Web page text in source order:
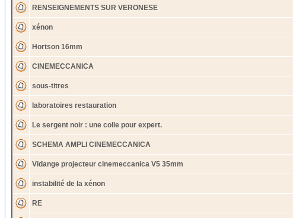
RENSEIGNEMENTS SUR VERONESE
xénon
Hortson 16mm
CINEMECCANICA
sous-titres
laboratoires restauration
Le sergent noir : une colle pour expert.
SCHEMA AMPLI CINEMECCANICA
Vidange projecteur cinemeccanica V5 35mm
instabilité de la xénon
RE